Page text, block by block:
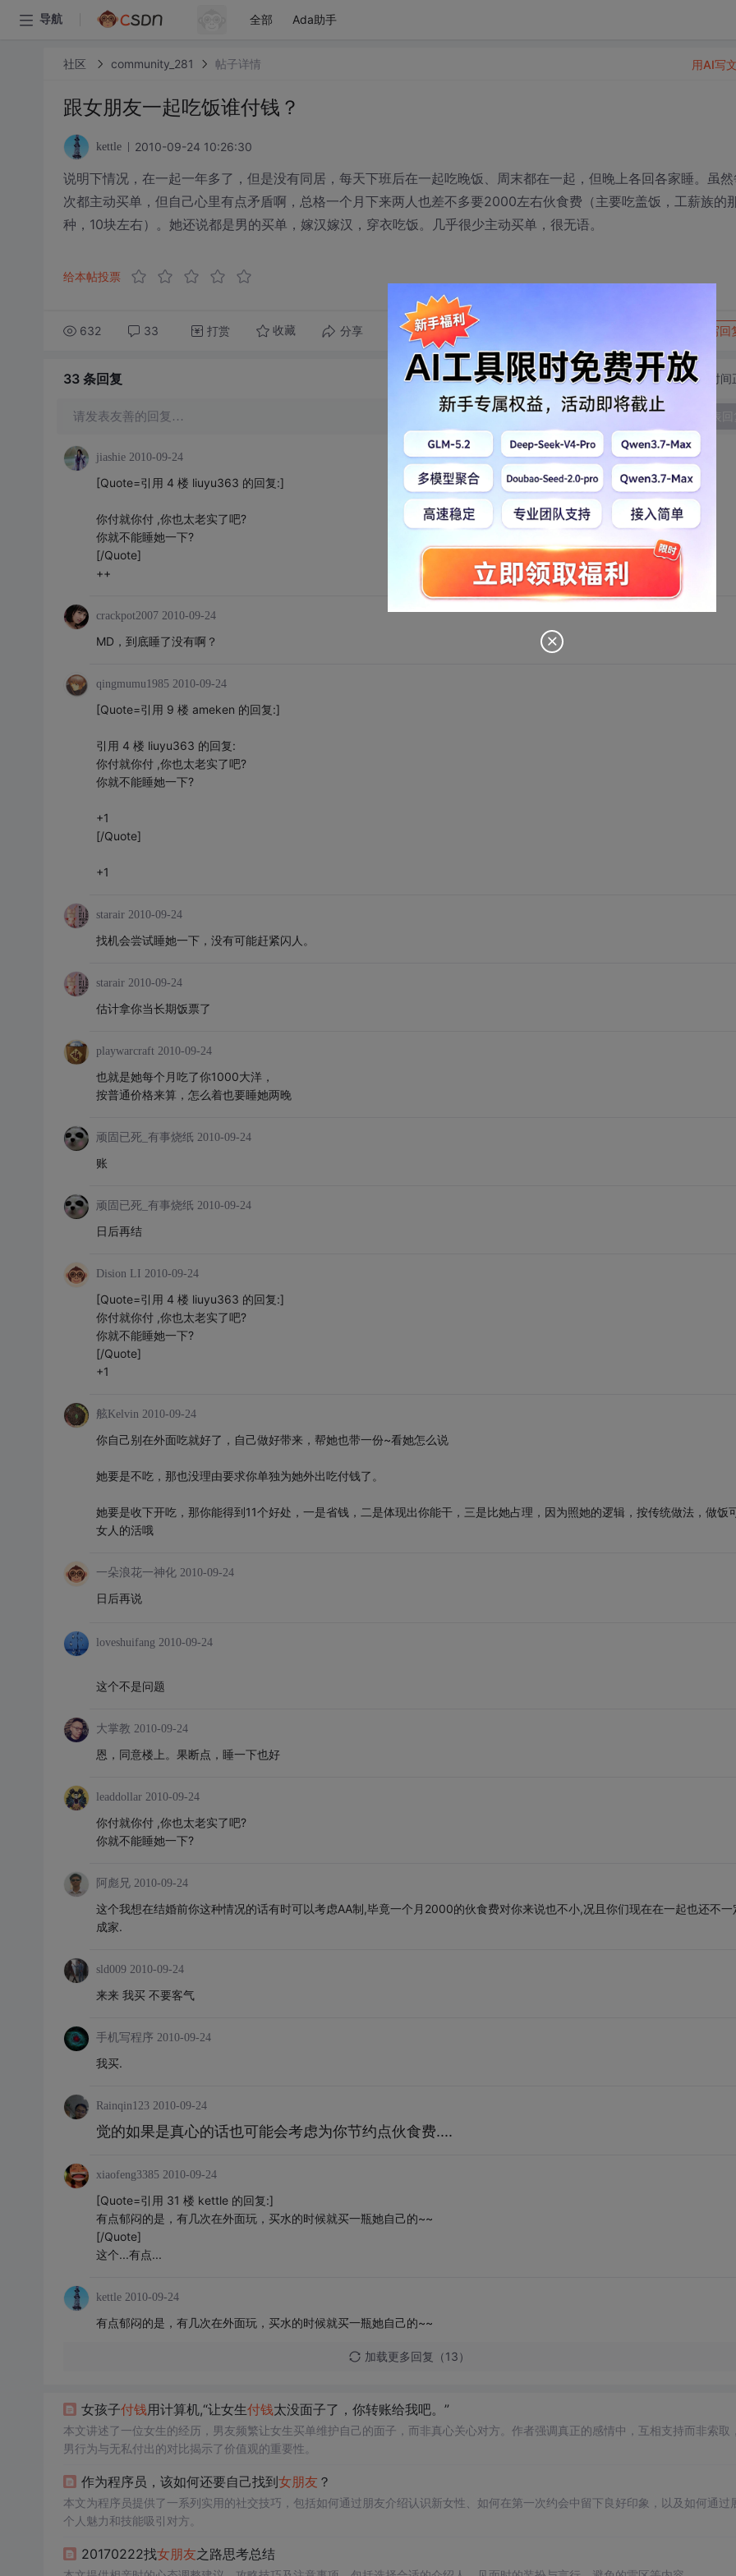
导航 全部 Ada助手
社区 community_281 帖子详情
跟女朋友一起吃饭谁付钱？
kettle 2010-09-24 10:26:30
说明下情况，在一起一年多了，但是没有同居，每天下班后在一起吃晚饭、周末都在一起，但晚上各回各家睡。虽然
次都主动买单，但自己心里有点矛盾啊，总格一个月下来两人也差不多要2000左右伙食费（主要吃盖饭，工薪族的
种，10块左右）。她还说都是男的买单，嫁汉嫁汉，穿衣吃饭。几乎很少主动买单，很无语。
给本帖投票
632 33 打赏 收藏 分享 转发到动态 写回
用AI写
33 条回复 切换为时间
请发表友善的回复…
jiashie 2010-09-24
[Quote=引用 4 楼 liuyu363 的回复:]
你付就你付 ,你也太老实了吧?
你就不能睡她一下?
[/Quote]
++
crackpot2007 2010-09-24
MD，到底睡了没有啊？
qingmumu1985 2010-09-24
[Quote=引用 9 楼 ameken 的回复:]
引用 4 楼 liuyu363 的回复:
你付就你付 ,你也太老实了吧?
你就不能睡她一下?
+1
[/Quote]
+1
starair 2010-09-24
找机会尝试睡她一下，没有可能赶紧闪人。
starair 2010-09-24
估计拿你当长期饭票了
playwarcraft 2010-09-24
也就是她每个月吃了你1000大洋，
按普通价格来算，怎么着也要睡她两晚
顽固已死_有事烧纸 2010-09-24
账
顽固已死_有事烧纸 2010-09-24
日后再结
Dision LI 2010-09-24
[Quote=引用 4 楼 liuyu363 的回复:]
你付就你付 ,你也太老实了吧?
你就不能睡她一下?
[/Quote]
+1
舷Kelvin 2010-09-24
你自己别在外面吃就好了，自己做好带来，帮她也带一份~看她怎么说
她要是不吃，那也没理由要求你单独为她外出吃付钱了。
她要是收下开吃，那你能得到11个好处，一是省钱，二是体现出你能干，三是比她占理，因为照她的逻辑，按传统做法，做饭
女人的活哦
一朵浪花一神化 2010-09-24
日后再说
loveshuifang 2010-09-24
这个不是问题
大掌教 2010-09-24
恩，同意楼上。果断点，睡一下也好
leaddollar 2010-09-24
你付就你付 ,你也太老实了吧?
你就不能睡她一下?
阿彪兄 2010-09-24
这个我想在结婚前你这种情况的话有时可以考虑AA制,毕竟一个月2000的伙食费对你来说也不小,况且你们现在在一起也还不一
成家.
sld009 2010-09-24
来来 我买 不要客气
手机写程序 2010-09-24
我买.
Rainqin123 2010-09-24
觉的如果是真心的话也可能会考虑为你节约点伙食费....
xiaofeng3385 2010-09-24
[Quote=引用 31 楼 kettle 的回复:]
有点郁闷的是，有几次在外面玩，买水的时候就买一瓶她自己的~~
[/Quote]
这个...有点...
kettle 2010-09-24
有点郁闷的是，有几次在外面玩，买水的时候就买一瓶她自己的~~
加载更多回复（13）
女孩子付钱用计算机,“让女生付钱太没面子了，你转账给我吧。”
本文讲述了一位女生的经历，男友频繁让女生买单维护自己的面子，而非真心关心对方。作者强调真正的感情中，互相支持而非索取
男行为与无私付出的对比揭示了价值观的重要性。
作为程序员，该如何还要自己找到女朋友 ？
本文为程序员提供了一系列实用的社交技巧，包括如何通过朋友介绍认识新女性、如何在第一次约会中留下良好印象，以及如何通过
个人魅力和技能吸引对方。
20170222找女朋友之路思考总结